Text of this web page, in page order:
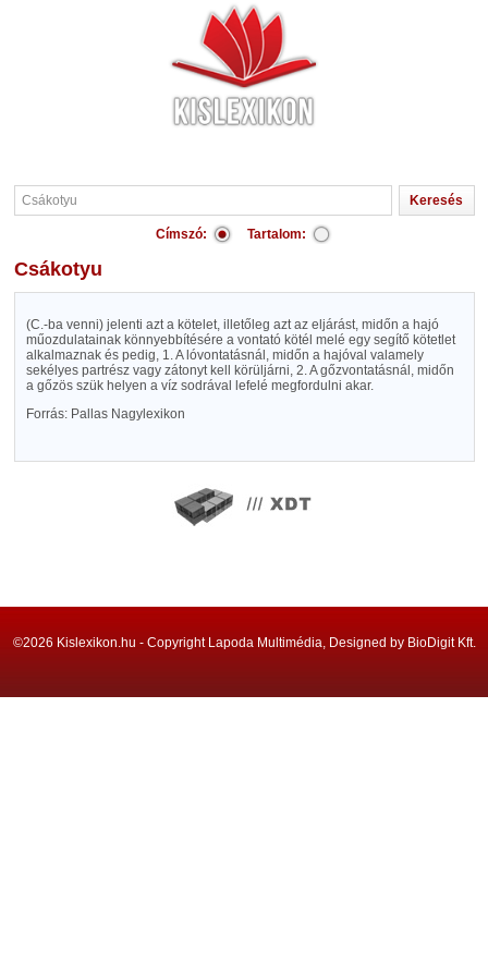
Címszó: Tartalom:
Csákotyu
(C.-ba venni) jelenti azt a kötelet, illetőleg azt az eljárást, midőn a hajó
műozdulatainak könnyebbítésére a vontató kötél melé egy segítő kötetlet
alkalmaznak és pedig, 1. A lóvontatásnál, midőn a hajóval valamely
sekélyes partrész vagy zátonyt kell körüljárni, 2. A gőzvontatásnál, midőn
a gőzös szük helyen a víz sodrával lefelé megfordulni akar.
Forrás: Pallas Nagylexikon
©2026 Kislexikon.hu - Copyright Lapoda Multimédia, Designed by BioDigit Kft.